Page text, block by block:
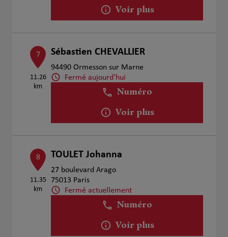
Voir plus
7
11.26
km
Sébastien CHEVALLIER
94490 Ormesson sur Marne
Fermé aujourd'hui
Numéro
Voir plus
8
11.35
km
TOULET Johanna
27 boulevard Arago
75013 Paris
Fermé actuellement
Numéro
Voir plus